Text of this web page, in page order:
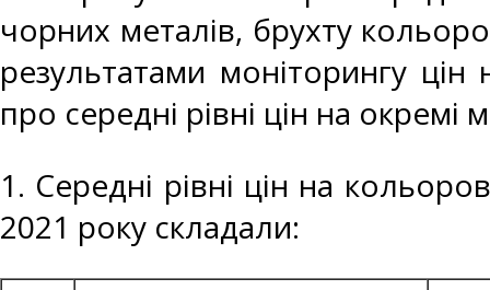
чорних металів, брухту
результатами моніторингу
про середні рівні цін на окремі
1. Середні рівні цін на
2021 року складали: